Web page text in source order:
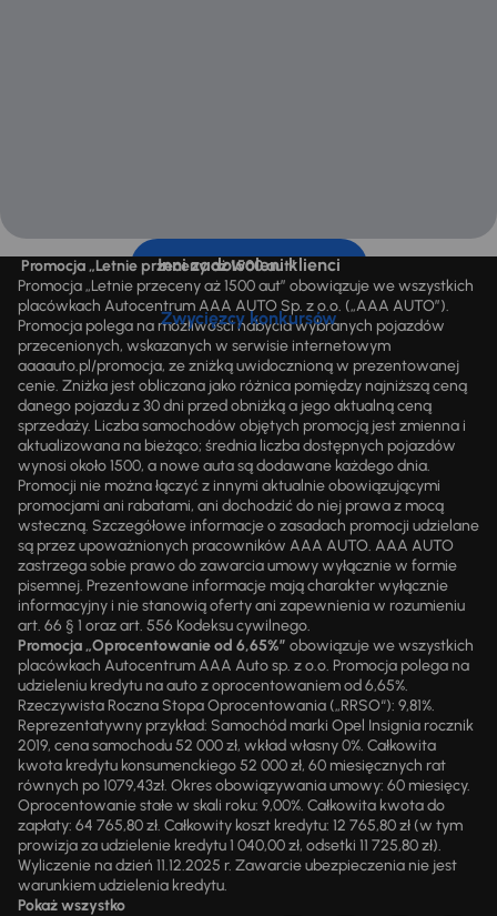
Inni zadowoleni klienci
Zwycięzcy konkursów
Promocja „Letnie przeceny aż 1500 aut”
Promocja „Letnie przeceny aż 1500 aut” obowiązuje we wszystkich
placówkach Autocentrum AAA AUTO Sp. z o.o. („AAA AUTO”).
Promocja polega na możliwości nabycia wybranych pojazdów
przecenionych, wskazanych w serwisie internetowym
aaaauto.pl/promocja, ze zniżką uwidocznioną w prezentowanej
cenie. Zniżka jest obliczana jako różnica pomiędzy najniższą ceną
danego pojazdu z 30 dni przed obniżką a jego aktualną ceną
sprzedaży. Liczba samochodów objętych promocją jest zmienna i
aktualizowana na bieżąco; średnia liczba dostępnych pojazdów
wynosi około 1500, a nowe auta są dodawane każdego dnia.
Promocji nie można łączyć z innymi aktualnie obowiązującymi
promocjami ani rabatami, ani dochodzić do niej prawa z mocą
wsteczną. Szczegółowe informacje o zasadach promocji udzielane
są przez upoważnionych pracowników AAA AUTO. AAA AUTO
zastrzega sobie prawo do zawarcia umowy wyłącznie w formie
pisemnej. Prezentowane informacje mają charakter wyłącznie
informacyjny i nie stanowią oferty ani zapewnienia w rozumieniu
art. 66 § 1 oraz art. 556 Kodeksu cywilnego.
Promocja „Oprocentowanie od 6,65%” obowiązuje we wszystkich
placówkach Autocentrum AAA Auto sp. z o.o. Promocja polega na
udzieleniu kredytu na auto z oprocentowaniem od 6,65%.
Rzeczywista Roczna Stopa Oprocentowania („RRSO“): 9,81%.
Reprezentatywny przykład: Samochód marki Opel Insignia rocznik
2019, cena samochodu 52 000 zł, wkład własny 0%. Całkowita
kwota kredytu konsumenckiego 52 000 zł, 60 miesięcznych rat
równych po 1079,43zł. Okres obowiązywania umowy: 60 miesięcy.
Oprocentowanie stałe w skali roku: 9,00%. Całkowita kwota do
zapłaty: 64 765,80 zł. Całkowity koszt kredytu: 12 765,80 zł (w tym
prowizja za udzielenie kredytu 1 040,00 zł, odsetki 11 725,80 zł).
Wyliczenie na dzień 11.12.2025 r. Zawarcie ubezpieczenia nie jest
warunkiem udzielenia kredytu.
Pokaż wszystko